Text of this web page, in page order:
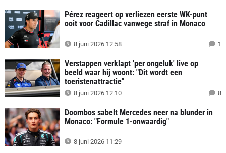
Pérez reageert op verliezen eerste WK-punt
ooit voor Cadillac vanwege straf in Monaco
8 juni 2026 12:58 1
Verstappen verklapt 'per ongeluk' live op
beeld waar hij woont: "Dit wordt een
toeristenattractie"
8 juni 2026 12:10 8
Doornbos sabelt Mercedes neer na blunder in
Monaco: "Formule 1-onwaardig"
8 juni 2026 11:29